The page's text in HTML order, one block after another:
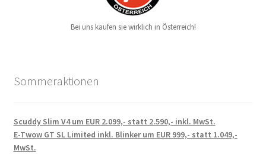
Bei uns kaufen sie wirklich in Österreich!
Sommeraktionen
Scuddy Slim V4 um EUR 2.099,- statt 2.590,- inkl. MwSt.
E-Twow GT SL Limited inkl. Blinker um EUR 999,- statt 1.049,-
MwSt.